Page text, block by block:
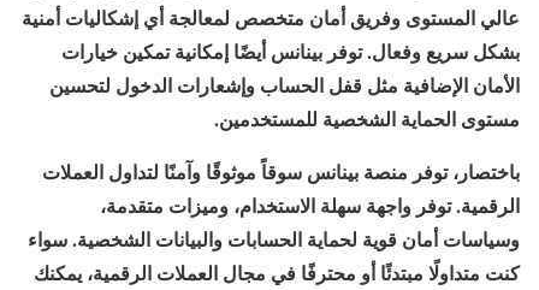
عالي المستوى وفريق أمان متخصص لمعالجة أي إشكاليات أمنية
بشكل سريع وفعال. توفر بينانس أيضًا إمكانية تمكين خيارات
الأمان الإضافية مثل قفل الحساب وإشعارات الدخول لتحسين
مستوى الحماية الشخصية للمستخدمين.
باختصار، توفر منصة بينانس سوقاً موثوقًا وآمنًا لتداول العملات
الرقمية. توفر واجهة سهلة الاستخدام، وميزات متقدمة،
وسياسات أمان قوية لحماية الحسابات والبيانات الشخصية. سواء
كنت متداولًا مبتدئًا أو محترفًا في مجال العملات الرقمية، يمكنك